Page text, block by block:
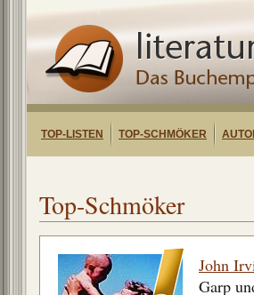
TOP-LISTEN TOP-SCHMÖKER
Top-Schmöker
John
Garp